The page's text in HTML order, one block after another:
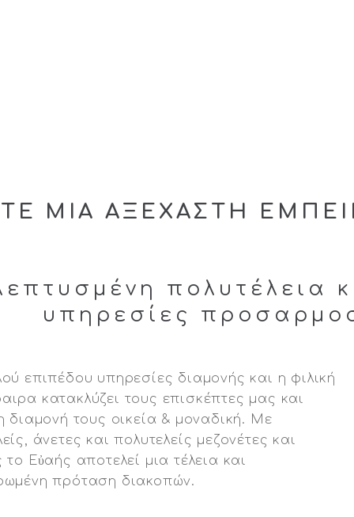
ΜΙΑ ΑΞΕΧΑΣΤΗ
πολυτέλεια
υπηρεσίες
επιπέδου υπηρεσίες διαμονής και η φιλική
κατακλύζει τους επισκέπτες μας και
διαμονή τους οικεία & μοναδική. Με
άνετες και πολυτελείς μεζονέτες και
το Εὐαής αποτελεί μια τέλεια και
πρόταση διακοπών.